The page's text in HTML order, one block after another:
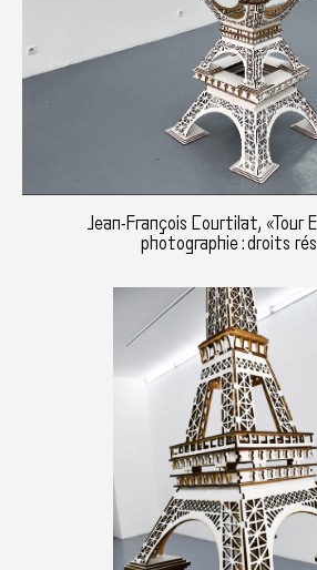
Jean-François Courtilat, «Tour
photographie : droits